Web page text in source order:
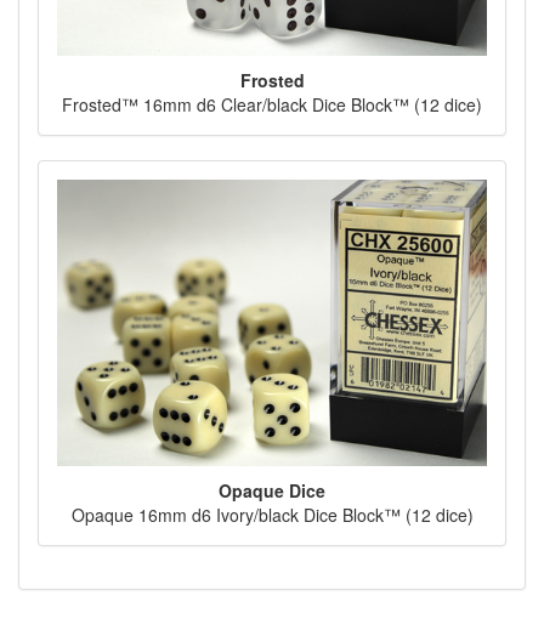
Frosted
Frosted™ 16mm d6 Clear/black Dice Block™ (12 dice)
Opaque Dice
Opaque 16mm d6 Ivory/black Dice Block™ (12 dice)